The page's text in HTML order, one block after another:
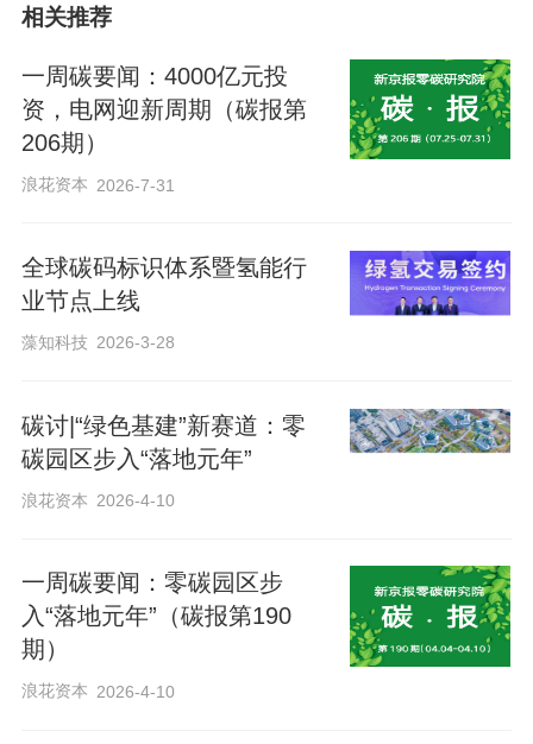
她表示，鼓励汽车企业和行业机构依据温
室气体、产品碳足迹量化要求和指南、产
规范，积极开展产品碳足迹管理，加强管
理创新，挖掘降碳空间，加快新能源汽
车、动力电池、电机等重点产品的碳足迹
关产品的碳足迹核算评价认证工作提供方
法和数据支持。
来阅读我的更多文章吧
张冰
相关推荐
一周碳要闻：4000亿元投
资，电网迎新周期（碳报第
206期）
浪花资本 2026-7-31
全球碳码标识体系暨氢能行
业节点上线
藻知科技 2026-3-28
碳讨|“绿色基建”新赛道：零
碳园区步入“落地元年”
浪花资本 2026-4-10
一周碳要闻：零碳园区步
入“落地元年”（碳报第190
期）
浪花资本 2026-4-10